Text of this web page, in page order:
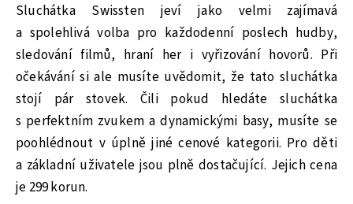
Sluchátka Swissten jeví jako velmi zajímavá
a spolehlivá volba pro každodenní poslech hudby,
sledování filmů, hraní her i vyřizování hovorů. Při
očekávání si ale musíte uvědomit, že tato sluchátka
stojí pár stovek. Čili pokud hledáte sluchátka
s perfektním zvukem a dynamickými basy, musíte se
poohlédnout v úplně jiné cenové kategorii. Pro děti
a základní uživatele jsou plně dostačující. Jejich cena
je 299 korun.